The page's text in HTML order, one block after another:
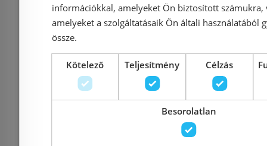
Kosárba
Rendelésre Rendelésre
információkkal, amelyeket Ön biztosított számukra,
amelyeket a szolgáltatásaik Ön általi használatából
össze.
Kötelező Teljesítmény Célzás
Besorolatlan